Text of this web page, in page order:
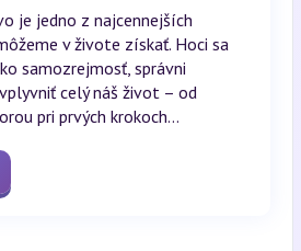
je jedno z najcennejších
v živote získať. Hoci sa
samozrejmosť, správni
celý náš život – od
pri prvých krokoch...